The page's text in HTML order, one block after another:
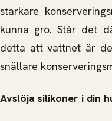
starkare
kunna gro. Står det
detta att vattnet är
snällare
Avslöja silikoner i din